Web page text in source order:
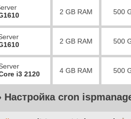
2 GB RAM 500
2 GB RAM 500
i3 2120
4 GB RAM 500
Настройка cron